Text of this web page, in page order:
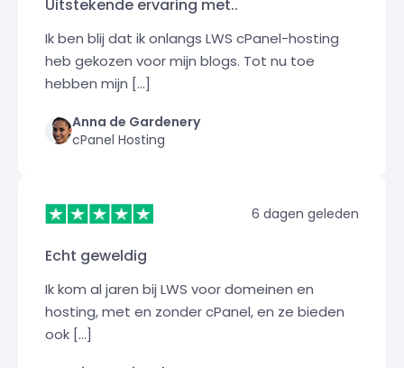
Uitstekende ervaring met..
Ik ben blij dat ik onlangs LWS cPanel-hosting
heb gekozen voor mijn blogs. Tot nu toe
hebben mijn [...]
Anna de Gardenery
cPanel Hosting
6 dagen geleden
Echt geweldig
Ik kom al jaren bij LWS voor domeinen en
hosting, met en zonder cPanel, en ze bieden
ook [...]